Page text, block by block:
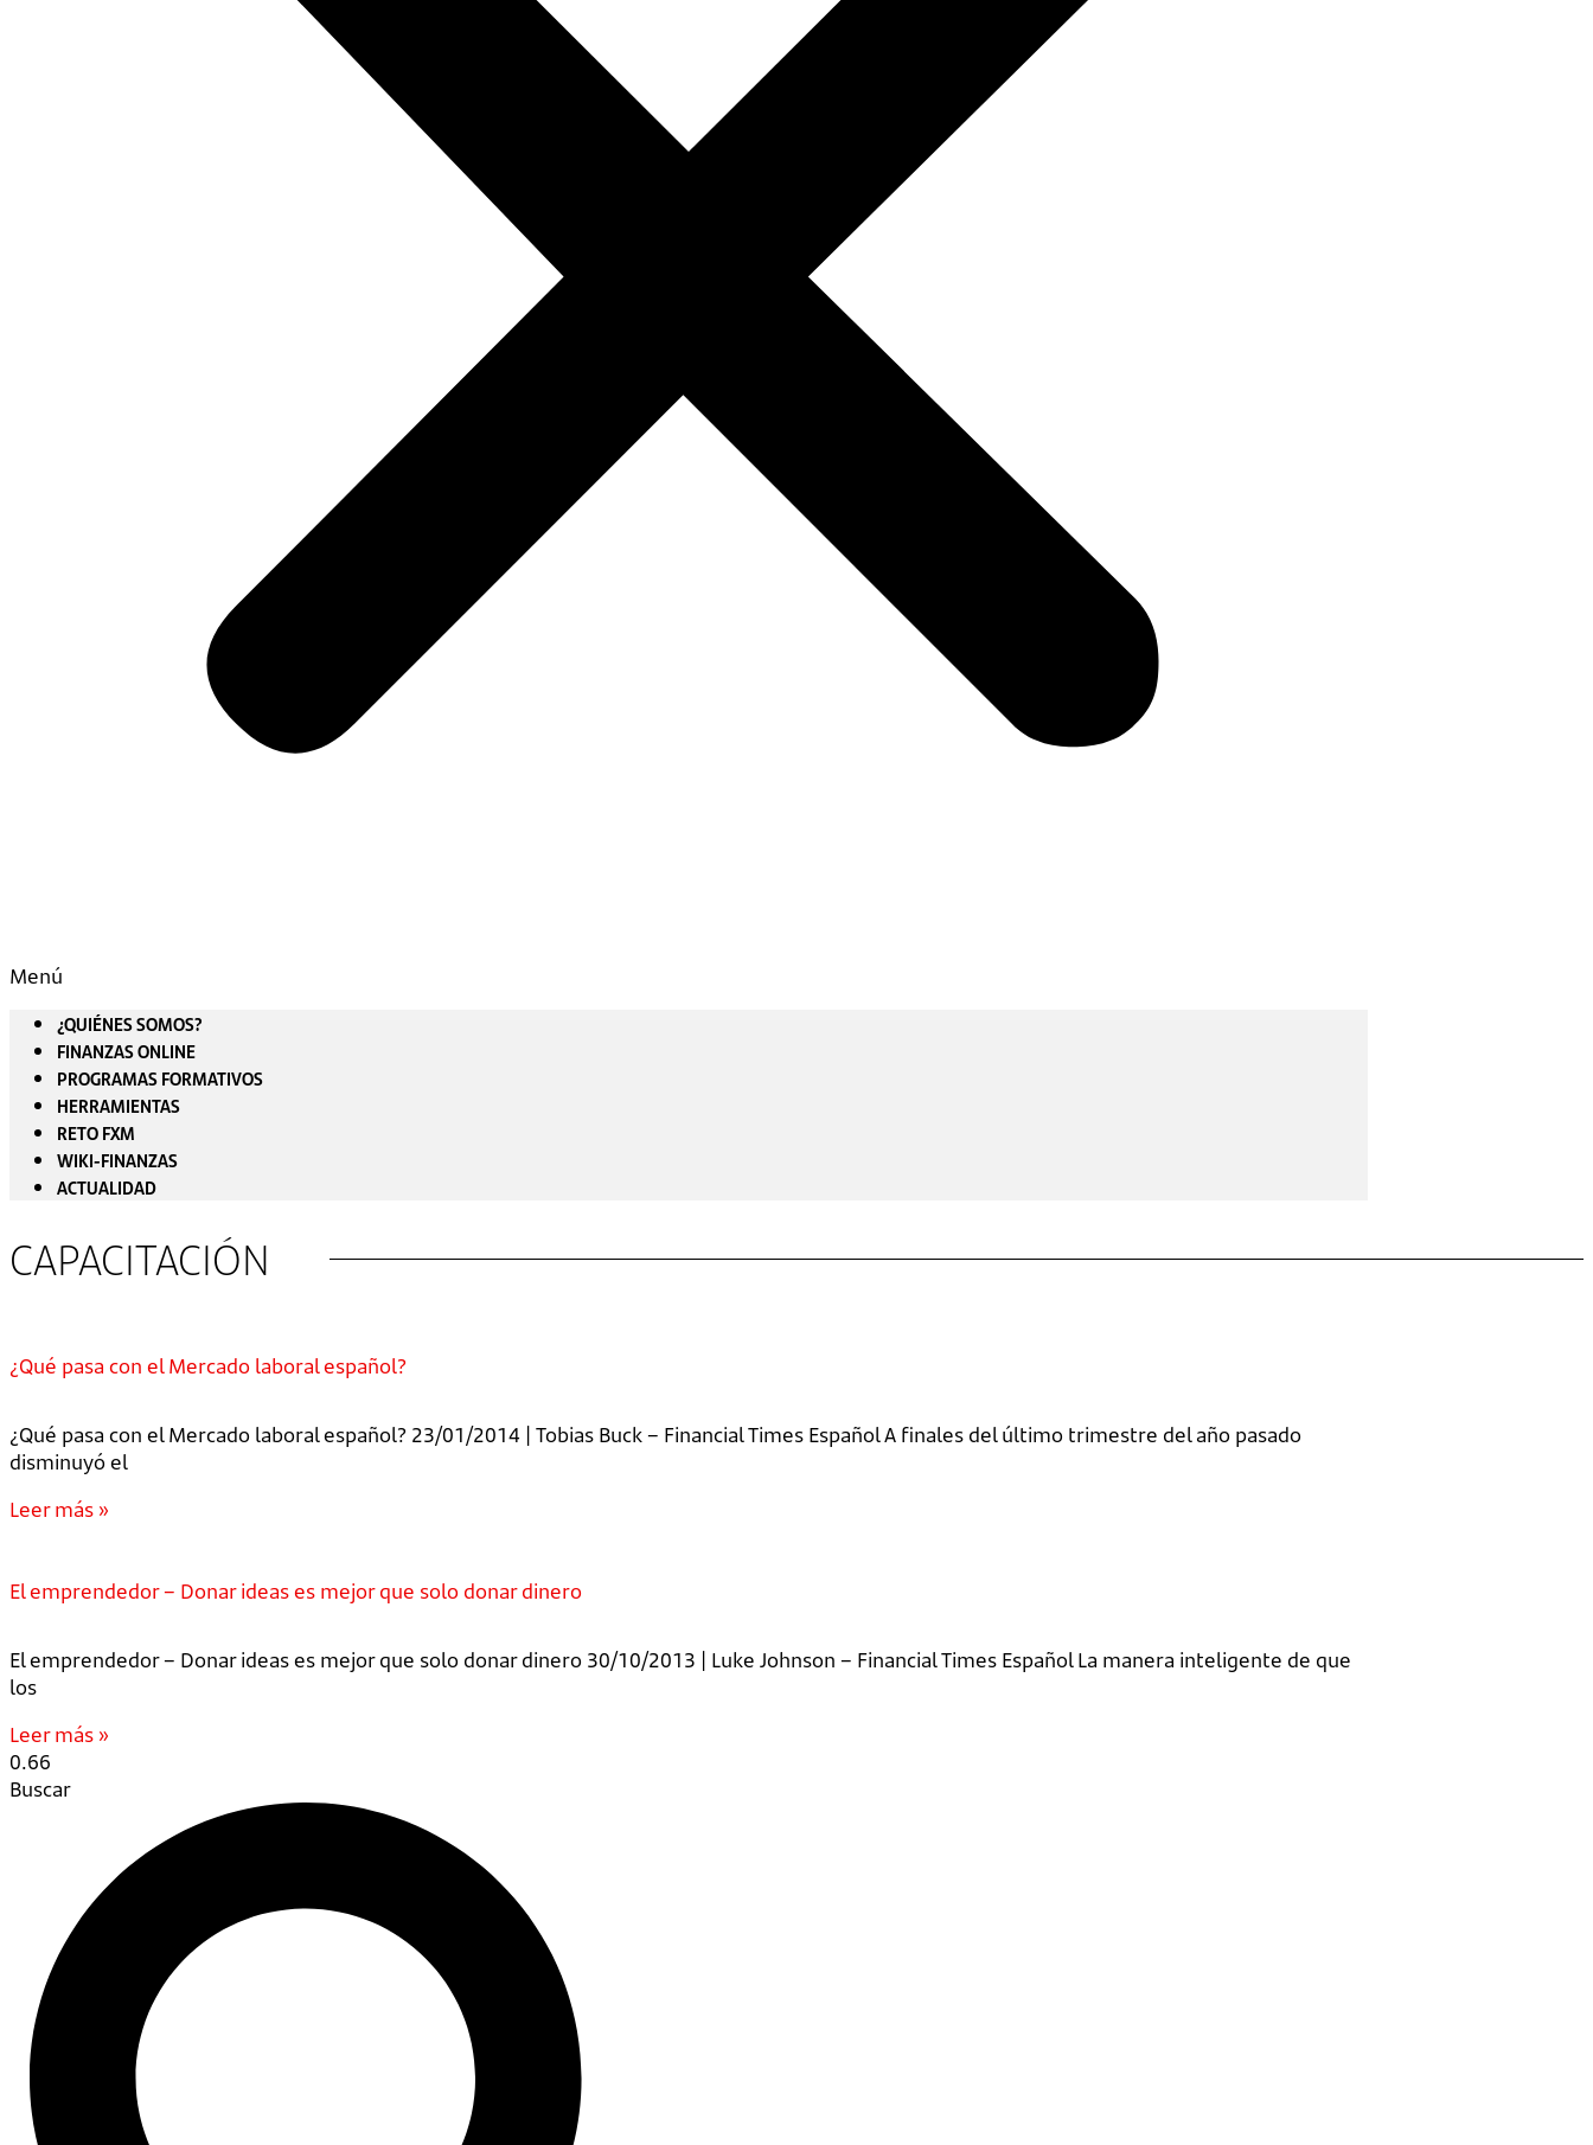
Menú
¿QUIÉNES SOMOS?
FINANZAS ONLINE
PROGRAMAS FORMATIVOS
HERRAMIENTAS
RETO FXM
WIKI-FINANZAS
ACTUALIDAD
CAPACITACIÓN
¿Qué pasa con el Mercado laboral español?
¿Qué pasa con el Mercado laboral español? 23/01/2014 | Tobias Buck – Financial Times Español A finales del último trimestre del año pasado
disminuyó el
Leer más »
El emprendedor – Donar ideas es mejor que solo donar dinero
El emprendedor – Donar ideas es mejor que solo donar dinero 30/10/2013 | Luke Johnson – Financial Times Español La manera inteligente de que
los
Leer más »
Buscar